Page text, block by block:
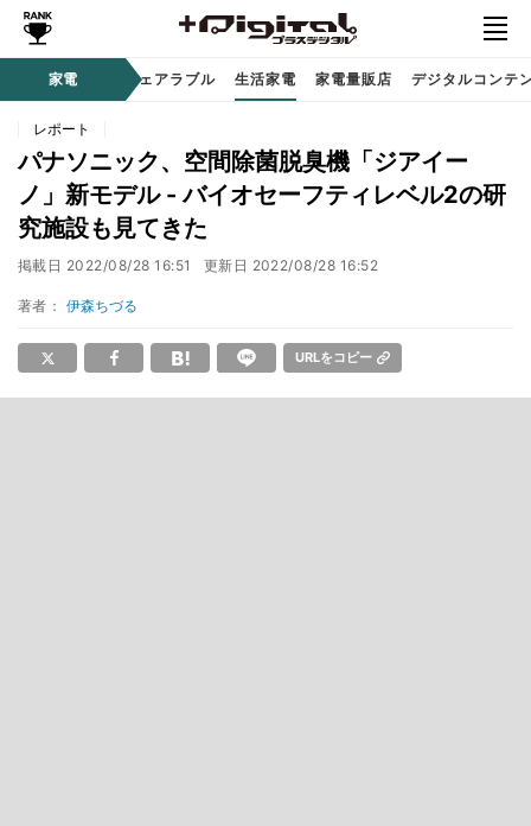
家電
ディオ 時計 / ウェアラブル 生活家電 家電量販店 デジタルコンテ
レポート
パナソニック、空間除菌脱臭機「ジアイー
ノ」新モデル - バイオセーフティレベル2の研
究施設も見てきた
掲載日 2022/08/28 16:51 更新日 2022/08/28 16:52
著者： 伊森ちづる
URLをコピー